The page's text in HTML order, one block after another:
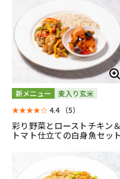
新メニュー
麦入り玄米
★★★★☆4.4 （5）
彩り野菜とローストチキン＆
トマト仕立ての白身魚セット